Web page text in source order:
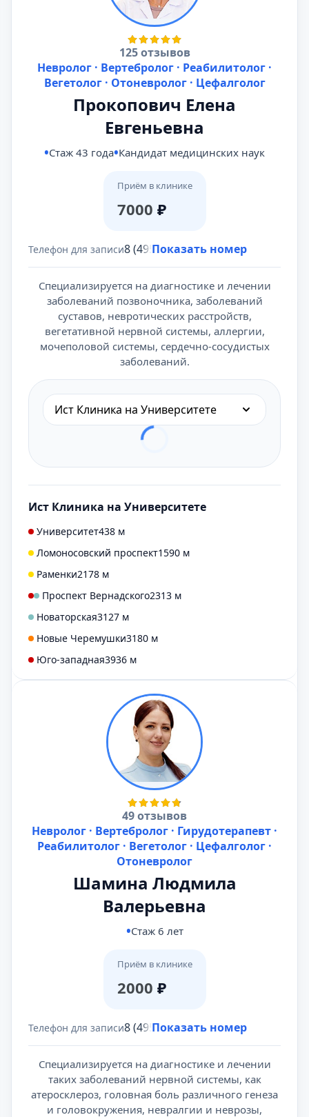
125 отзывов
Невролог · Вертебролог · Реабилитолог ·
Вегетолог · Отоневролог · Цефалголог
Прокопович Елена
Евгеньевна
Стаж 43 года Кандидат медицинских наук
Приём в клинике
7000 ₽
Телефон для записи8 (495) 431-69-47
Показать номер
Cпециализируется на диагностике и лечении
заболеваний позвоночника, заболеваний
суставов, невротических расстройств,
вегетативной нервной системы, аллергии,
мочеполовой системы, сердечно-сосудистых
заболеваний.
Ист Клиника на Университете
Ист Клиника на Университете
Университет438 м
Ломоносовский проспект1590 м
Раменки2178 м
Проспект Вернадского2313 м
Новаторская3127 м
Новые Черемушки3180 м
Юго-западная3936 м
49 отзывов
Невролог · Вертебролог · Гирудотерапевт ·
Реабилитолог · Вегетолог · Цефалголог ·
Отоневролог
Шамина Людмила
Валерьевна
Стаж 6 лет
Приём в клинике
2000 ₽
Телефон для записи8 (495) 431-69-47
Показать номер
Специализируется на диагностике и лечении
таких заболеваний нервной системы, как
атеросклероз, головная боль различного генеза
и головокружения, невралгии и неврозы,